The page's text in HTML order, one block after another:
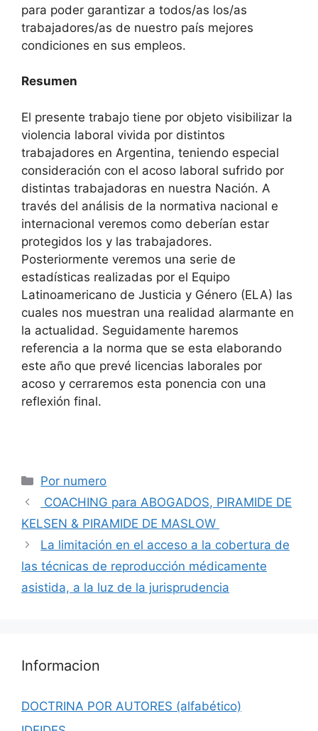
para poder garantizar a todos/as los/as
trabajadores/as de nuestro país mejores
condiciones en sus empleos.
Resumen
El presente trabajo tiene por objeto visibilizar la
violencia laboral vivida por distintos
trabajadores en Argentina, teniendo especial
consideración con el acoso laboral sufrido por
distintas trabajadoras en nuestra Nación. A
través del análisis de la normativa nacional e
internacional veremos como deberían estar
protegidos los y las trabajadores.
Posteriormente veremos una serie de
estadísticas realizadas por el Equipo
Latinoamericano de Justicia y Género (ELA) las
cuales nos muestran una realidad alarmante en
la actualidad. Seguidamente haremos
referencia a la norma que se esta elaborando
este año que prevé licencias laborales por
acoso y cerraremos esta ponencia con una
reflexión final.
Categorías
Por numero
COACHING para ABOGADOS, PIRAMIDE DE
KELSEN & PIRAMIDE DE MASLOW
La limitación en el acceso a la cobertura de
las técnicas de reproducción médicamente
asistida, a la luz de la jurisprudencia
Informacion
DOCTRINA POR AUTORES (alfabético)